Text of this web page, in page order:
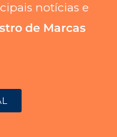
notícias e
de Marcas